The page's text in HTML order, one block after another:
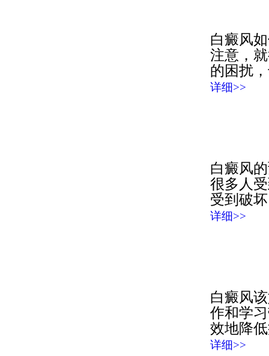
白癜风
注意，
的困扰
详细>>
白癜风
很多人
受到破
详细>>
白癜风
作和学
效地降
详细>>